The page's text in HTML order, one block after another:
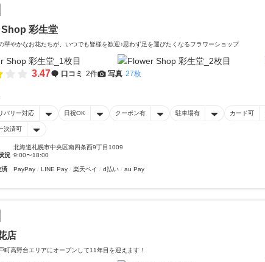
彩生堂
華やかなお花たちが、いつでも皆様を歓迎♪思わず足を運びたくなるフラワーショップ
3.47 口コミ 2件 写真 27枚
バリー対応 日祝OK クーポン有 駐車場有 カード可
決済可
北海道札幌市中央区南四条西9丁目1009
況 9:00〜18:00
済 PayPay LINE Pay 楽天ペイ d払い au Pay
店
町高野台エリアにオープンして11年目を迎えます！